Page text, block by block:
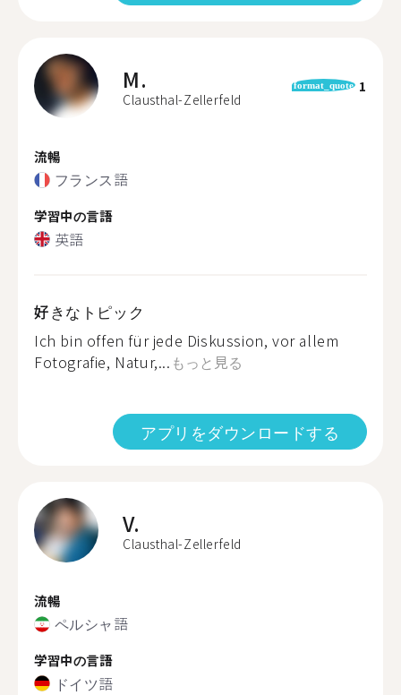
M.
Clausthal-Zellerfeld
format_quote 1
流暢
フランス語
学習中の言語
英語
好きなトピック
Ich bin offen für jede Diskussion, vor allem
Fotografie, Natur,... もっと見る
アプリをダウンロードする
V.
Clausthal-Zellerfeld
流暢
ペルシャ語
学習中の言語
ドイツ語